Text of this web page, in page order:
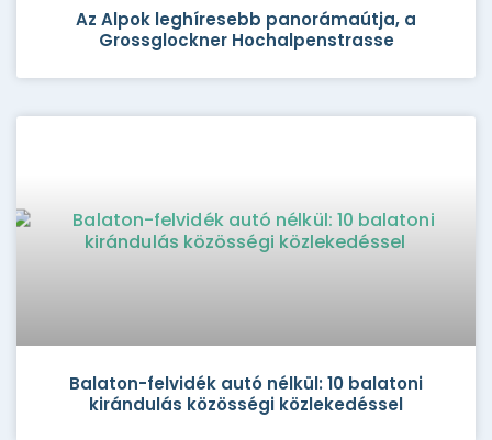
Az Alpok leghíresebb panorámaútja, a
Grossglockner Hochalpenstrasse
Balaton-felvidék autó nélkül: 10 balatoni
kirándulás közösségi közlekedéssel